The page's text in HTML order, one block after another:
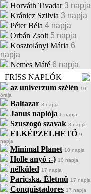
Horváth Tivadar 3 napja
Kránicz Szilvia 3 napja
Péter Béla 4 napja
Orbán Zsolt 5 napja
Kosztolányi Mária 6
napja
Nemes Máté 6 napja
FRISS NAPLÓK
az univerzum szélén 10
órája
Baltazar 3 napja
Janus naplója 6 napja
Szuszogó szavak 8 napja
ELKÉPZELHETŐ 9
napja
Minimal Planet 10 napja
Holle anyó :-) 10 napja
nélküled 17 napja
Paricska. Életmű 17 napja
Conquistadores 17 napja